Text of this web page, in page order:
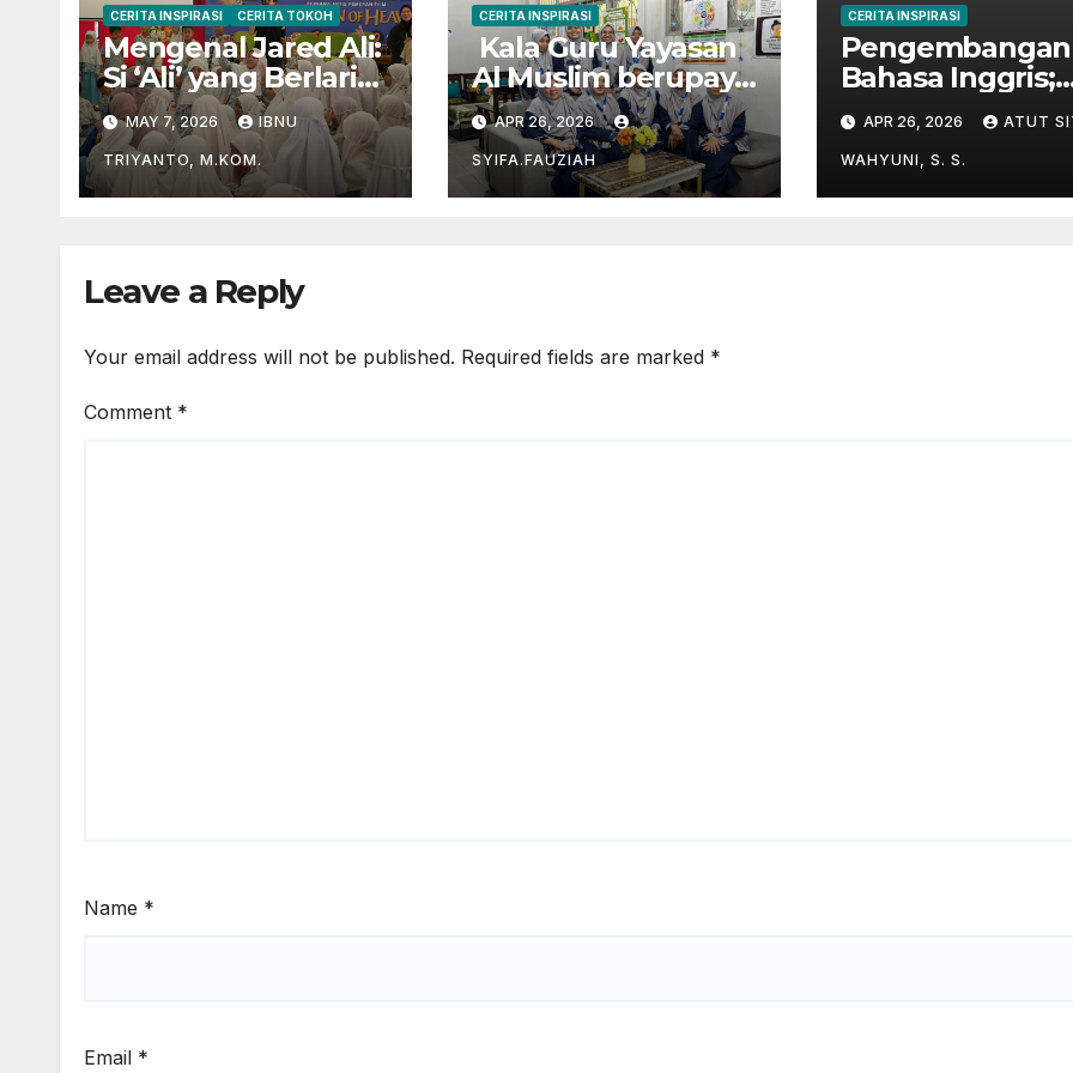
CERITA INSPIRASI CERITA TOKOH
Mengenal Jared Ali:
Si ‘Ali’ yang Berlari
Mengejar Prestasi
di Dunia Film dan
Akademik
MAY 7, 2026 IBNU
TRIYANTO, M.KOM.
CERITA INSPIRASI
Kala Guru Yayasan
Al Muslim berupaya
untuk menghafal
Al-Qur’an
APR 26, 2026
SYIFA.FAUZIAH
CERITA INSPIRASI
Pengembangan
Bahasa Inggris;
“Holiday English
Program” di
Kampung
Pare
APR 26, 2026 ATUT
WAHYUNI, S. S.
Leave a Reply
Your email address will not be published. Required fields are marked *
Comment *
Name *
Email *